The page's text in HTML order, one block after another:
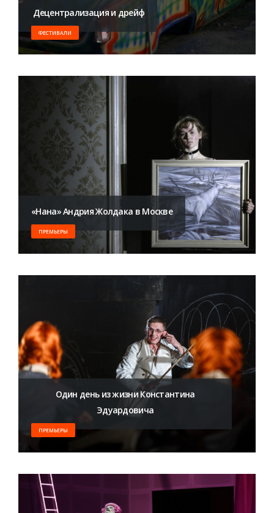
​ Децентрализация и дрейф
ФЕСТИВАЛИ
«Нана» Андрия Жолдака в Москве
ПРЕМЬЕРЫ
Один день из жизни Константина
Эдуардовича
ПРЕМЬЕРЫ